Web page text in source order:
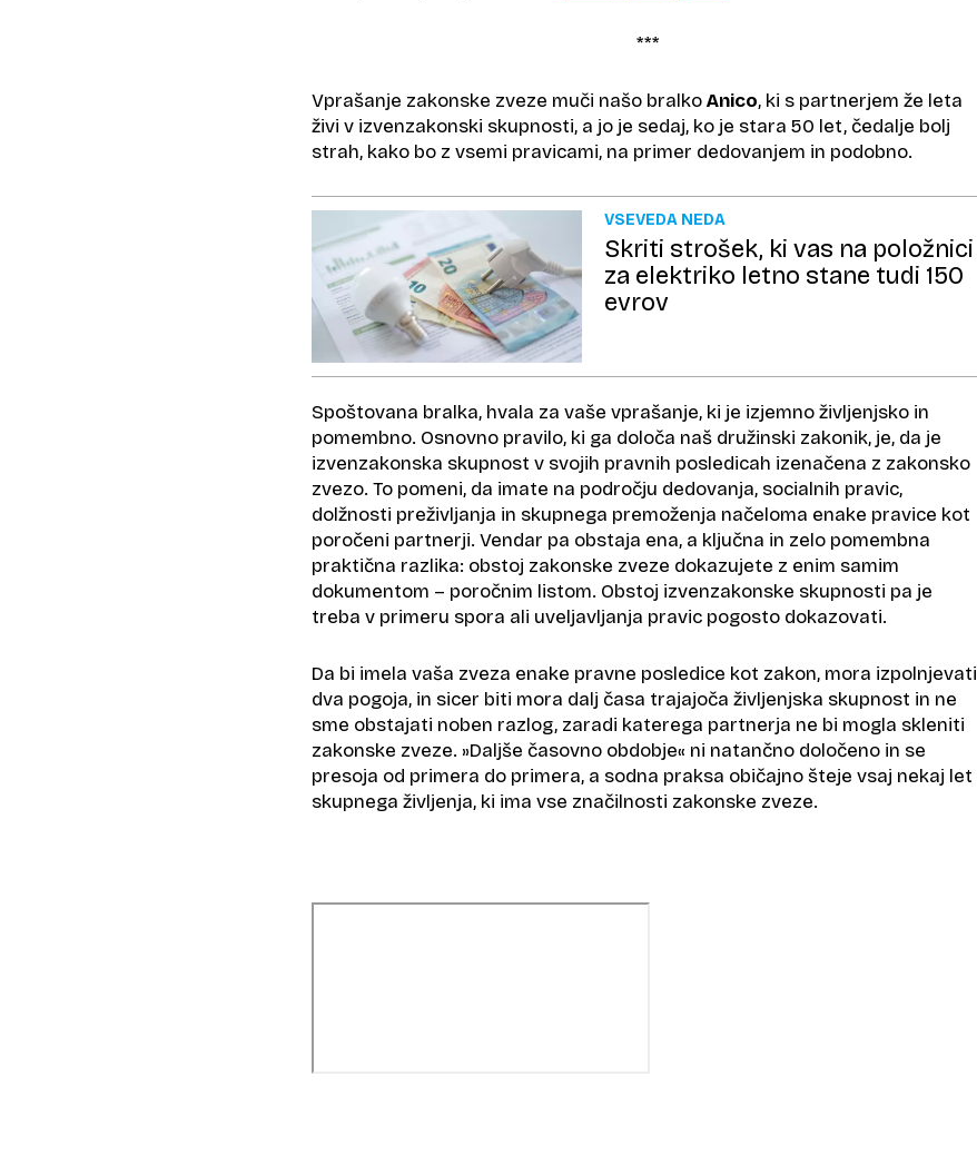
***
Vprašanje zakonske zveze muči našo bralkoAnico, ki s partnerjem že leta
živi v izvenzakonski skupnosti, a jo je sedaj, ko je stara 50 let, čedalje bolj
strah, kako bo z vsemi pravicami, na primer dedovanjem in podobno.
VSEVEDA NEDA
Skriti strošek, ki vas na položnici
za elektriko letno stane tudi 150
evrov
Spoštovana bralka, hvala za vaše vprašanje, ki je izjemno življenjsko in
pomembno. Osnovno pravilo, ki ga določa naš družinski zakonik, je, da je
izvenzakonska skupnost v svojih pravnih posledicah izenačena z zakonsko
zvezo. To pomeni, da imate na področju dedovanja, socialnih pravic,
dolžnosti preživljanja in skupnega premoženja načeloma enake pravice kot
poročeni partnerji. Vendar pa obstaja ena, a ključna in zelo pomembna
praktična razlika: obstoj zakonske zveze dokazujete z enim samim
dokumentom – poročnim listom. Obstoj izvenzakonske skupnosti pa je
treba v primeru spora ali uveljavljanja pravic pogosto dokazovati.
Da bi imela vaša zveza enake pravne posledice kot zakon, mora izpolnjevati
dva pogoja, in sicer biti mora dalj časa trajajoča življenjska skupnost in ne
sme obstajati noben razlog, zaradi katerega partnerja ne bi mogla skleniti
zakonske zveze. »Daljše časovno obdobje« ni natančno določeno in se
presoja od primera do primera, a sodna praksa običajno šteje vsaj nekaj let
skupnega življenja, ki ima vse značilnosti zakonske zveze.